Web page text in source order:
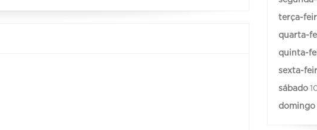
terça-
quarta-
quinta-
sexta-
sábado
domingo